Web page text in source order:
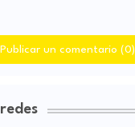
Publicar un comentario (0)